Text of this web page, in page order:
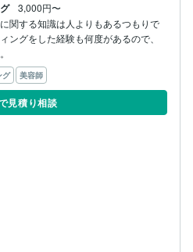
3,000円〜
関する知識は人よりもあるつもりで
ングをした経験も何度があるので、
グ 美容師
見積り相談